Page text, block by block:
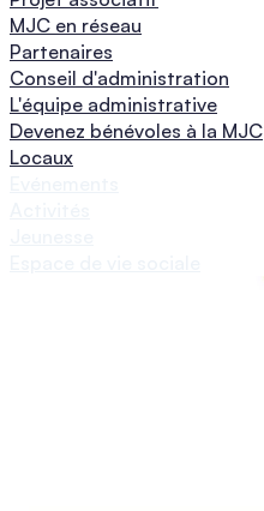
MJC en réseau
Partenaires
Conseil d'administration
L'équipe administrative
Devenez bénévoles à la MJC
Locaux